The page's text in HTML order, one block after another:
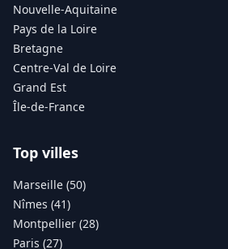
Nouvelle-Aquitaine
Pays de la Loire
Bretagne
Centre-Val de Loire
Grand Est
Île-de-France
Top villes
Marseille (50)
Nîmes (41)
Montpellier (28)
Paris (27)